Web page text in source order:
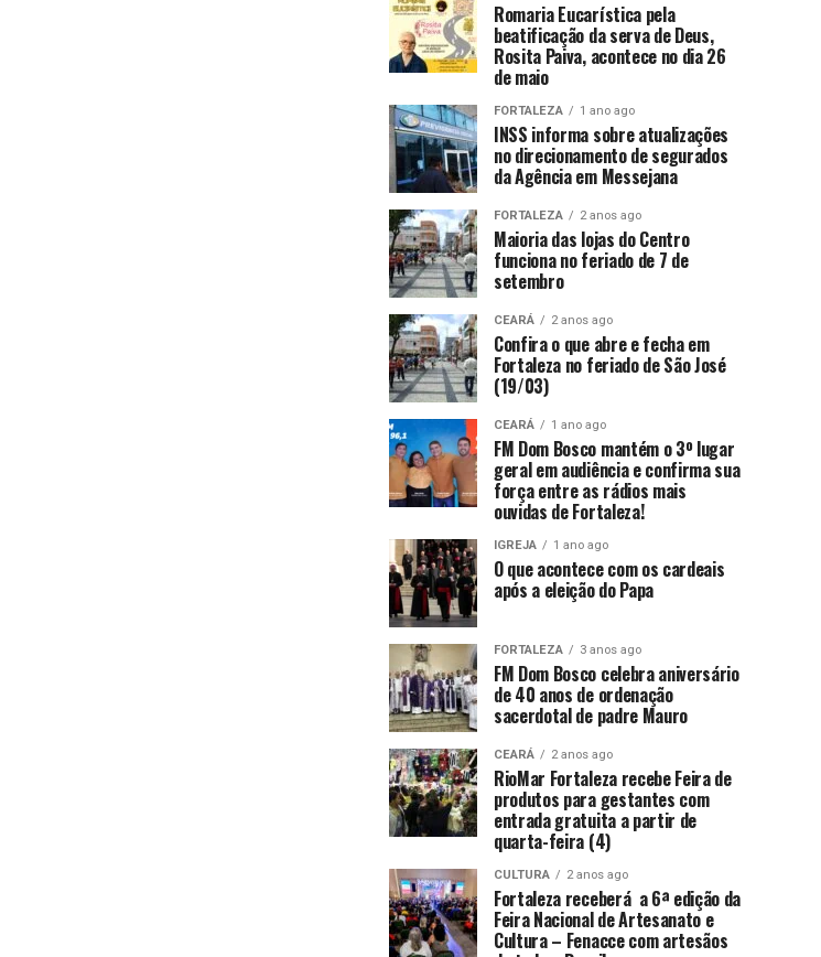
Romaria Eucarística pela
beatificação da serva de Deus,
Rosita Paiva, acontece no dia 26
de maio
FORTALEZA 1 ano ago
INSS informa sobre atualizações
no direcionamento de segurados
da Agência em Messejana
FORTALEZA 2 anos ago
Maioria das lojas do Centro
funciona no feriado de 7 de
setembro
CEARÁ 2 anos ago
Confira o que abre e fecha em
Fortaleza no feriado de São José
(19/03)
CEARÁ 1 ano ago
FM Dom Bosco mantém o 3º lugar
geral em audiência e confirma sua
força entre as rádios mais
ouvidas de Fortaleza!
IGREJA 1 ano ago
O que acontece com os cardeais
após a eleição do Papa
FORTALEZA 3 anos ago
FM Dom Bosco celebra aniversário
de 40 anos de ordenação
sacerdotal de padre Mauro
CEARÁ 2 anos ago
RioMar Fortaleza recebe Feira de
produtos para gestantes com
entrada gratuita a partir de
quarta-feira (4)
CULTURA 2 anos ago
Fortaleza receberá a 6ª edição da
Feira Nacional de Artesanato e
Cultura – Fenacce com artesãos